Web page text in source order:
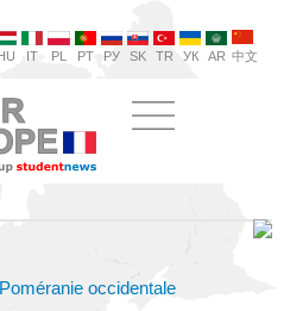
IT PL PT РУ SK TR УК AR 中文
occidentale